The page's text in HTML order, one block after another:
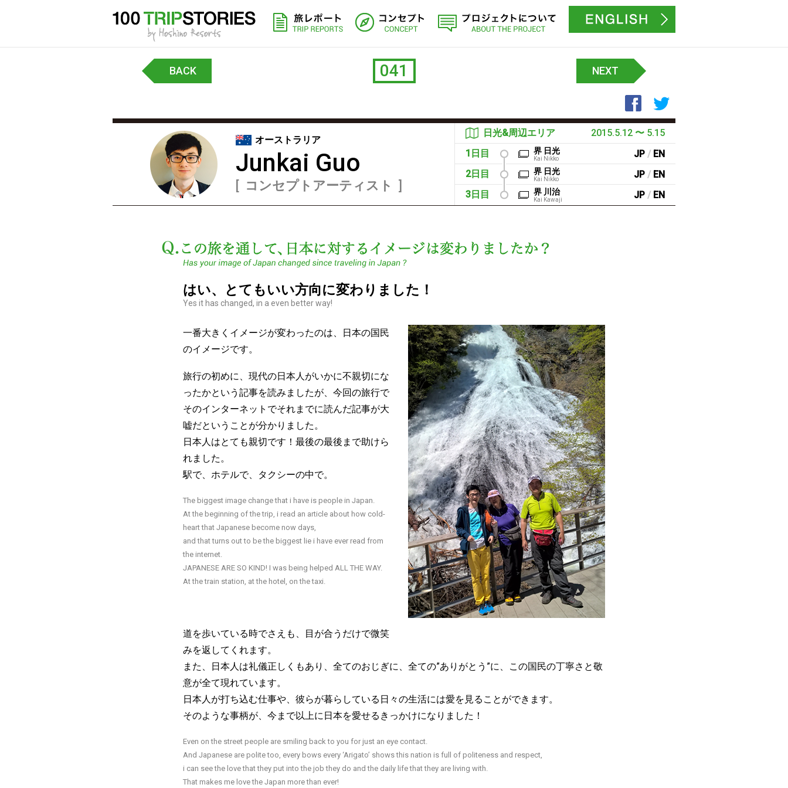
プロジェクトについて
BACK 041 NEXT
Facebookでシェア
オーストラリア
Junkai Guo
コンセプトアーティスト
2015.5.12 〜 5.15
日光&周辺エリア
1日目
界 日光
Kai Nikko JP / EN
2日目
界 日光
Kai Nikko JP / EN
3日目
界 川治
Kai Kawaji JP / EN
はい、とてもいい方向に変わりました！
Yes it has changed, in a even better way!
一番大きくイメージが変わったのは、日本の国民
のイメージです。
旅行の初めに、現代の日本人がいかに不親切にな
ったかという記事を読みましたが、今回の旅行で
そのインターネットでそれまでに読んだ記事が大
嘘だということが分かりました。
日本人はとても親切です！最後の最後まで助けら
れました。
駅で、ホテルで、タクシーの中で。
The biggest image change that i have is people in Japan.
At the beginning of the trip, i read an article about how cold-
heart that Japanese become now days,
and that turns out to be the biggest lie i have ever read from
the internet.
JAPANESE ARE SO KIND! I was being helped ALL THE WAY.
At the train station, at the hotel, on the taxi.
道を歩いている時でさえも、目が合うだけで微笑
みを返してくれます。
また、日本人は礼儀正しくもあり、全てのおじぎに、全ての”ありがとう”に、この国民の丁寧さと敬
意が全て現れています。
日本人が打ち込む仕事や、彼らが暮らしている日々の生活には愛を見ることができます。
そのような事柄が、今まで以上に日本を愛せるきっかけになりました！
Even on the street people are smiling back to you for just an eye contact.
And Japanese are polite too, every bows every ‘Arigato’ shows this nation is full of politeness and respect,
i can see the love that they put into the job they do and the daily life that they are living with.
That makes me love the Japan more than ever!